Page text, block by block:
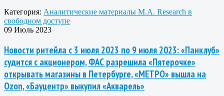
Категория: Аналитические материалы M.A. Research в
свободном доступе
09 Июль 2023
Новости ритейла с 3 июля 2023 по 9 июля 2023: «Панклуб»
судится с акционером, ФАС разрешила «Пятерочке»
открывать магазины в Петербурге, «МЕТРО» вышла на
Ozon, «Бауцентр» выкупил «Акварель»